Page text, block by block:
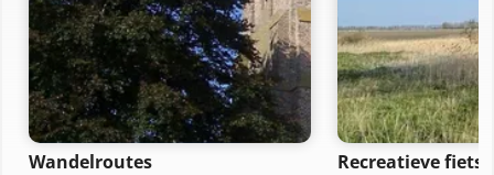
Wandelroutes Recreatieve